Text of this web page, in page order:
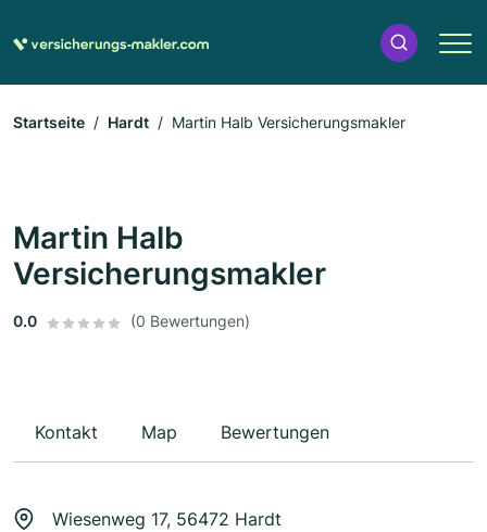
Startseite Hardt Martin Halb Versicherungsmakler
Martin Halb
Versicherungsmakler
0.0 (0 Bewertungen)
Kontakt Map Bewertungen
Wiesenweg 17, 56472 Hardt